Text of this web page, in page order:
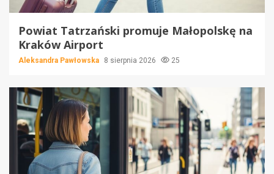
Powiat Tatrzański promuje Małopolskę na
Kraków Airport
Aleksandra Pawłowska 8 sierpnia 2026 25